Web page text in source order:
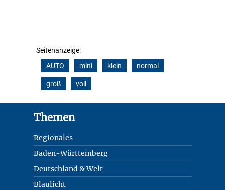
Seitenanzeige:
AUTO
mini klein normal
groß voll
Themen
Regionales
Baden-Württemberg
Deutschland & Welt
Blaulicht